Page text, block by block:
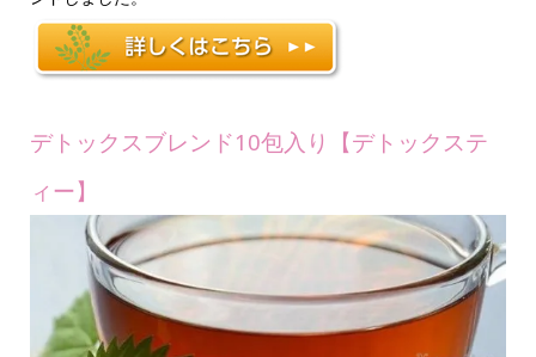
デトックスブレンド10包入り【デトックステ
ィー】